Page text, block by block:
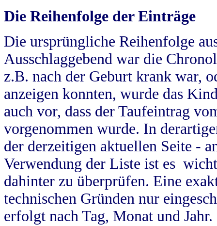
Die Reihenfolge der Einträge
Die ursprüngliche Reihenfolge
Ausschlaggebend war die
z.B. nach der Geburt krank war,
anzeigen konnten, wurde das
auch vor, dass der Taufeintrag
vorgenommen wurde. In
der derzeitigen aktuellen Seite -
Verwendung der Liste ist es
dahinter zu überprüfen. Eine
technischen Gründen nur
erfolgt nach Tag, Monat und Jahr.